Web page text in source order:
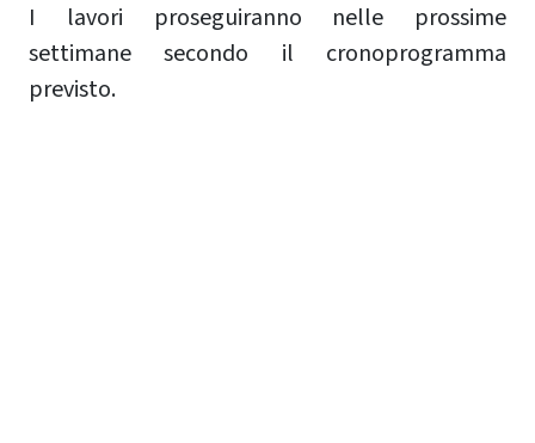
I lavori proseguiranno nelle prossime
settimane secondo il cronoprogramma
previsto.